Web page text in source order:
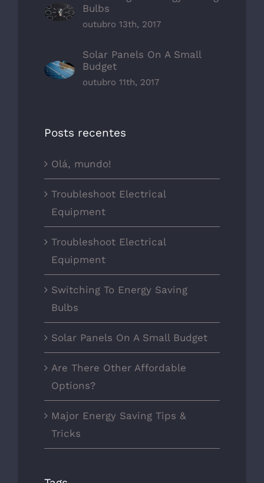
Bulbs
outubro 13th, 2017
Solar Panels On A Small
Budget
outubro 11th, 2017
Posts recentes
Olá, mundo!
Troubleshoot Electrical
Equipment
Troubleshoot Electrical
Equipment
Switching To Energy Saving
Bulbs
Solar Panels On A Small Budget
Are There Other Affordable
Options?
Major Energy Saving Tips &
Tricks